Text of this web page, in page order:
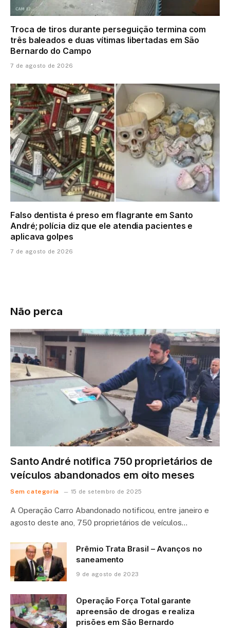
Troca de tiros durante perseguição termina com
três baleados e duas vítimas libertadas em São
Bernardo do Campo
7 de agosto de 2026
Falso dentista é preso em flagrante em Santo
André; polícia diz que ele atendia pacientes e
aplicava golpes
7 de agosto de 2026
Não perca
Santo André notifica 750 proprietários de
veículos abandonados em oito meses
Sem categoria 15 de setembro de 2025
A Operação Carro Abandonado notificou, entre janeiro e
agosto deste ano, 750 proprietários de veículos…
Prêmio Trata Brasil – Avanços no
saneamento
9 de agosto de 2023
Operação Força Total garante
apreensão de drogas e realiza
prisões em São Bernardo